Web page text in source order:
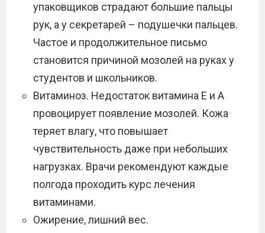
упаковщиков страдают большие пальцы
рук, а у секретарей – подушечки пальцев.
Частое и продолжительное письмо
становится причиной мозолей на руках у
студентов и школьников.
Витаминоз. Недостаток витамина Е и А
провоцирует появление мозолей. Кожа
теряет влагу, что повышает
чувствительность даже при небольших
нагрузках. Врачи рекомендуют каждые
полгода проходить курс лечения
витаминами.
Ожирение, лишний вес.